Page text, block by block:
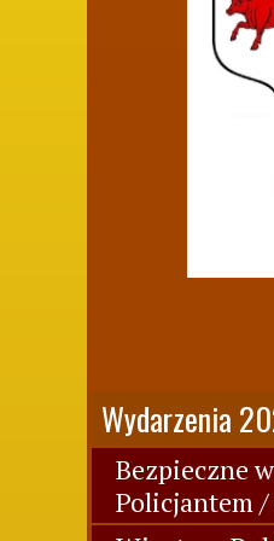
Wydarzenia
Bezpieczne
Policjantem